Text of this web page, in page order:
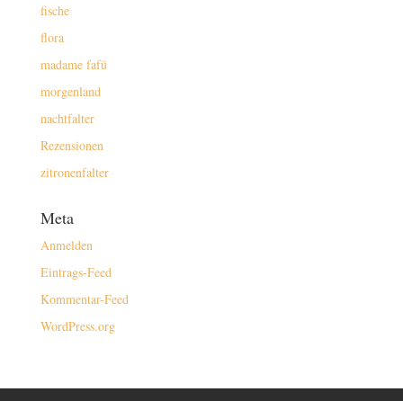
fische
flora
madame fafü
morgenland
nachtfalter
Rezensionen
zitronenfalter
Meta
Anmelden
Eintrags-Feed
Kommentar-Feed
WordPress.org